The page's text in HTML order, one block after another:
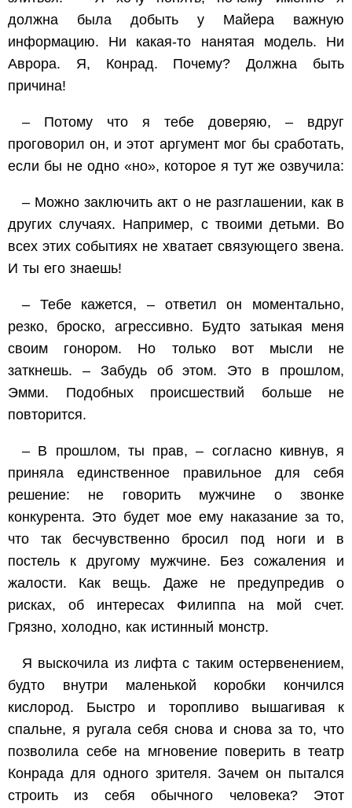
должна была добыть у Майера важную
информацию. Ни какая-то нанятая модель. Ни
Аврора. Я, Конрад. Почему? Должна быть
причина!
– Потому что я тебе доверяю, – вдруг
проговорил он, и этот аргумент мог бы сработать,
если бы не одно «но», которое я тут же озвучила:
– Можно заключить акт о не разглашении, как в
других случаях. Например, с твоими детьми. Во
всех этих событиях не хватает связующего звена.
И ты его знаешь!
– Тебе кажется, – ответил он моментально,
резко, броско, агрессивно. Будто затыкая меня
своим гонором. Но только вот мысли не
заткнешь. – Забудь об этом. Это в прошлом,
Эмми. Подобных происшествий больше не
повторится.
– В прошлом, ты прав, – согласно кивнув, я
приняла единственное правильное для себя
решение: не говорить мужчине о звонке
конкурента. Это будет мое ему наказание за то,
что так бесчувственно бросил под ноги и в
постель к другому мужчине. Без сожаления и
жалости. Как вещь. Даже не предупредив о
рисках, об интересах Филиппа на мой счет.
Грязно, холодно, как истинный монстр.
Я выскочила из лифта с таким остервенением,
будто внутри маленькой коробки кончился
кислород. Быстро и торопливо вышагивая к
спальне, я ругала себя снова и снова за то, что
позволила себе на мгновение поверить в театр
Конрада для одного зрителя. Зачем он пытался
строить из себя обычного человека? Этот